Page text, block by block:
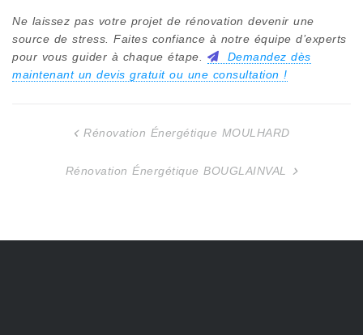
Ne laissez pas votre projet de rénovation devenir une
source de stress. Faites confiance à notre équipe d’experts
pour vous guider à chaque étape.
Demandez dès
maintenant un devis gratuit ou une consultation !
Rénovation Énergétique MOULHARD
Rénovation Énergétique BOUGLAINVAL